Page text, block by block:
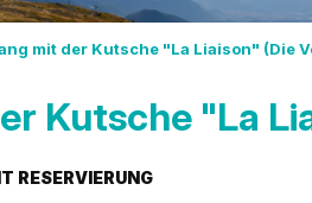
mit der Kutsche "La Liaison" (Die
Kutsche "La
RESERVIERUNG